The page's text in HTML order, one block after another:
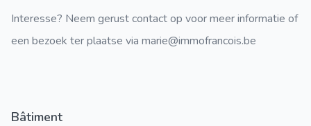
Interesse? Neem gerust contact op voor meer informatie of
een bezoek ter plaatse via marie@immofrancois.be
Bâtiment